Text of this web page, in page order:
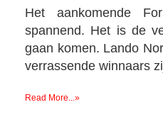
Het aankomende
spannend. Het is de
gaan komen. Lando
verrassende winnaars
Read More...»